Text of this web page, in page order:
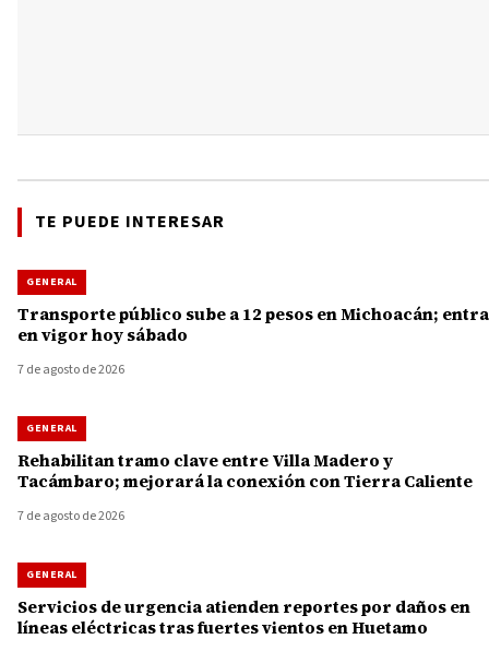
TE PUEDE INTERESAR
GENERAL
Transporte público sube a 12 pesos en Michoacán; entra
en vigor hoy sábado
7 de agosto de 2026
GENERAL
Rehabilitan tramo clave entre Villa Madero y
Tacámbaro; mejorará la conexión con Tierra Caliente
7 de agosto de 2026
GENERAL
Servicios de urgencia atienden reportes por daños en
líneas eléctricas tras fuertes vientos en Huetamo